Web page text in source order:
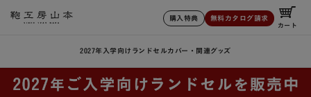
購入特典 無料カタログ請求
カート
2027年入学向けランドセル カバー・関連グッズ